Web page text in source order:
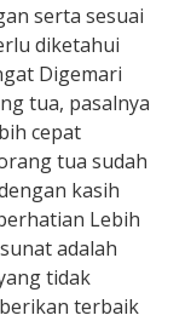
serta sesuai
diketahui
Digemari
tua, pasalnya
cepat
tua sudah
kasih
Lebih
adalah
tidak
terbaik